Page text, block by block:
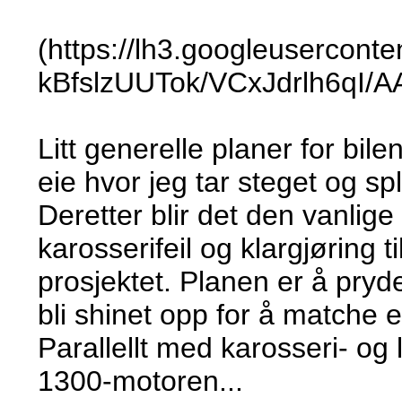
(https://
kBfslzUUTok/VCxJdrlh6qI/
Litt generelle planer for
eie hvor jeg tar steget og
Deretter blir det den
karosserifeil og klargjøring
prosjektet. Planen er å
bli shinet opp for å matche
Parallellt med karosseri-
1300-motoren...